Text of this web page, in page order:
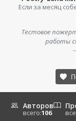
Если за месяц
Тестовое
работы
Авторов
всего:106